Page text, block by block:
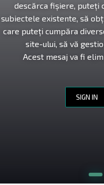
descărca fișiere, puteți
subiectele existente, să
care puteți cumpăra
site-ului, să vă
Acest mesaj va fi
SIGN IN